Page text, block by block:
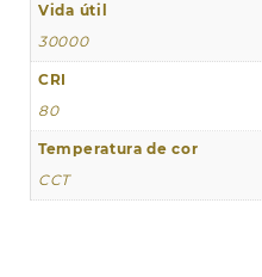
Vida útil
30000
CRI
80
Temperatura de cor
CCT